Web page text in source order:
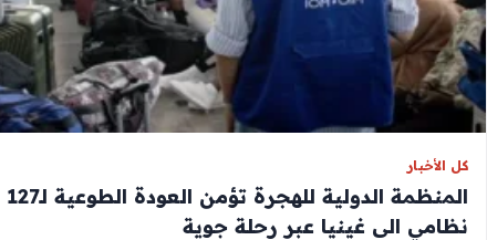
كل الأخبار
نظامي الى غينيا عبر رحلة جوية